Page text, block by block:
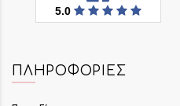
5.0
ΠΛΗΡΟΦΟΡΊΕΣ